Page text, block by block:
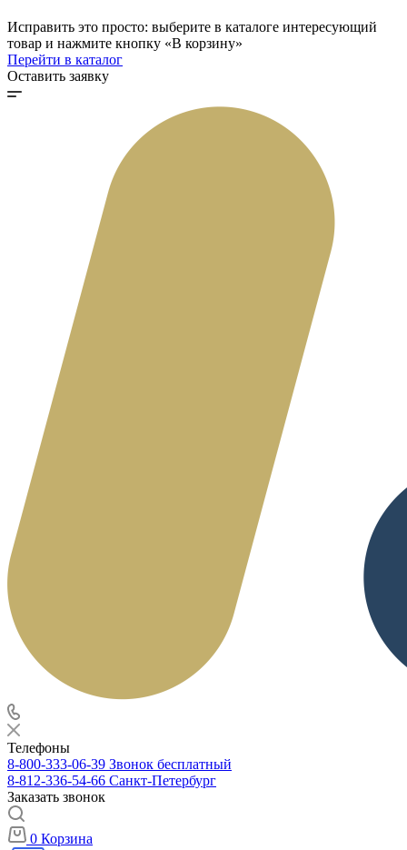
Исправить это просто: выберите в каталоге интересующий
товар и нажмите кнопку «В корзину»
Перейти в каталог
Оставить заявку
Телефоны
8-800-333-06-39 Звонок бесплатный
8-812-336-54-66 Санкт-Петербург
Заказать звонок
0 Корзина